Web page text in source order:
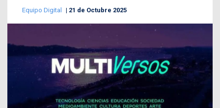
Equipo Digital 21 de Octubre 2025